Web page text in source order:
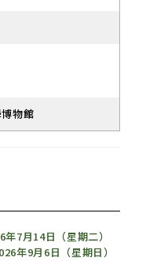
物館
年7月14日（星期二）
年9月6日（星期日）